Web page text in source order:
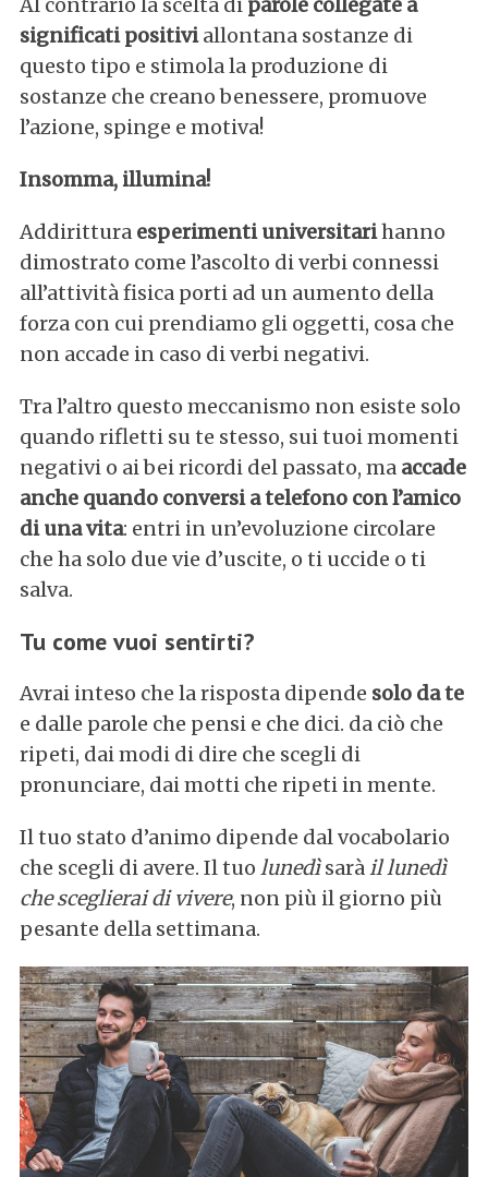
significati positiviallontana sostanze di
questo tipo e stimola la produzione di
sostanze che creano benessere, promuove
l’azione, spinge e motiva!
Insomma, illumina!
Addirittura esperimenti universitarihanno
dimostrato come l’ascolto di verbi connessi
all’attività fisica porti ad un aumento della
forza con cui prendiamo gli oggetti, cosa che
non accade in caso di verbi negativi.
Tra l’altro questo meccanismo non esiste solo
quando rifletti su te stesso, sui tuoi momenti
negativi o ai bei ricordi del passato, ma accade
anche quando conversi a telefono con l’amico
di una vita: entri in un’evoluzione circolare
che ha solo due vie d’uscite, o ti uccide o ti
salva.
Tu come vuoi sentirti?
Avrai inteso che la risposta dipende solo da te
e dalle parole che pensi e che dici. da ciò che
ripeti, dai modi di dire che scegli di
pronunciare, dai motti che ripeti in mente.
Il tuo stato d’animo dipende dal vocabolario
che scegli di avere. Il tuo lunedìsaràil lunedì
che sceglierai di vivere, non più il giorno più
pesante della settimana.
e
a
c
h
f
o
r